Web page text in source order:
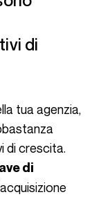
di
di crescita.
di